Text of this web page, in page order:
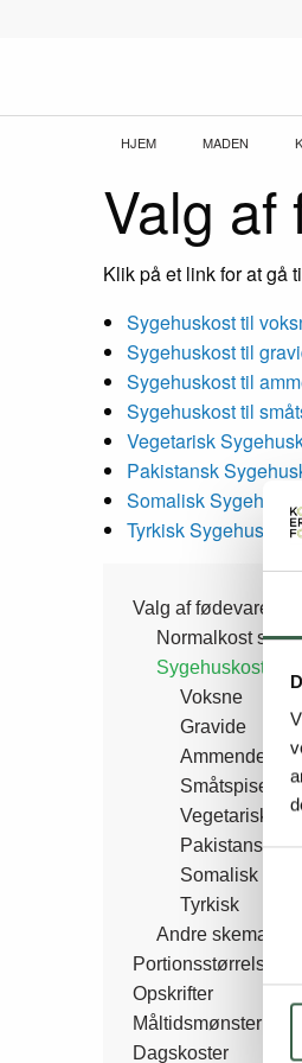
HJEM MADEN
Valg af
Klik på et link for at gå
Sygehuskost til
Sygehuskost til
Sygehuskost til
Sygehuskost til
Vegetarisk
Pakistansk
Somalisk
Tyrkisk Sygehuskost
Side
menu
Valg af fødevarer
Normalkost
Sygehuskost
Voksne
Gravide
Ammende
Småtspisende
Vegetarisk
Pakistansk
Somalisk
Tyrkisk
Andre skemaer
Portionsstørrelser
Opskrifter
Måltidsmønster
Dagskoster